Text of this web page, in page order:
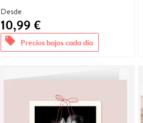
Desde
10,99 €
offers Precios bajos cada día